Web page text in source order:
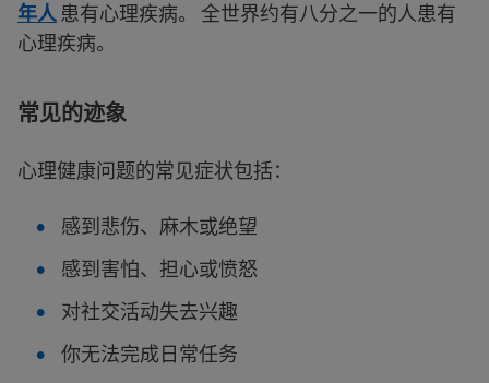
年人 患有心理疾病。 全世界约有八分之一的人患有
心理疾病。
常见的迹象
心理健康问题的常见症状包括：
感到悲伤、麻木或绝望
感到害怕、担心或愤怒
对社交活动失去兴趣
你无法完成日常任务